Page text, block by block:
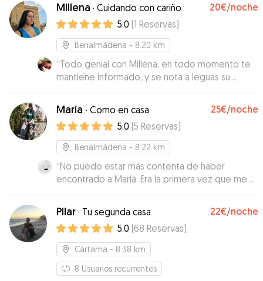
Millena · Cuidando con cariño 20€/noche
5.0 (1 Reservas)
Benalmádena - 8.20 km
“Todo genial con Millena, en todo momento te
mantiene informado, y se nota a leguas su
preocupación y dedicación por nuestras
mascotas. Un 10/10.
María · Como en casa 25€/noche
5.0 (5 Reservas)
Benalmádena - 8.22 km
“No puedo estar más contenta de haber
encontrado a María. Era la primera vez que me
separaba de mi perrita, y ella lo ha hecho muy
fácil. Mi Trufa se lo ha pasado pipa con Obi, y
María ha estado enviándome fotos y vídeos
todos los días 🫶🏼🐶 ”
Pilar · Tu segunda casa 22€/noche
5.0 (68 Reservas)
Cártama - 8.38 km
8 Usuarios recurrentes